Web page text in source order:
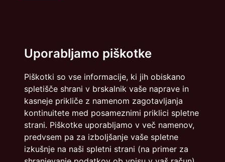
Uporabljamo piškotke
Piškotki so vse informacije, ki jih obiskano
spletišče shrani v brskalnik vaše naprave in
kasneje prikliče z namenom zagotavljanja
kontinuitete med posameznimi priklici spletne
strani. Piškotke uporabljamo v več namenov,
predvsem pa za izboljšanje vaše spletne
izkušnje na naši spletni strani (na primer za
Društvo za marketing Slovenije - DMS | Dimičeva ulica 13 |
1000 Ljubljana
Načrtovanje in izvedba: Vareo